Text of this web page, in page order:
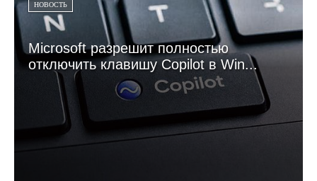
НОВОСТЬ
Microsoft разрешит полностью
отключить клавишу Copilot в Win...